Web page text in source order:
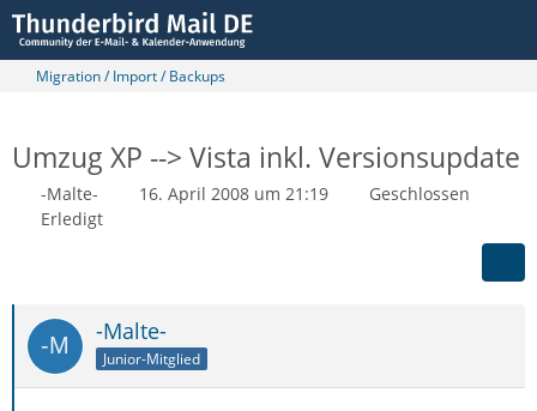
Migration / Import / Backups
Umzug XP --> Vista inkl. Versionsupdate
-Malte- 16. April 2008 um 21:19
Geschlossen
Erledigt
-Malte-
Junior-Mitglied